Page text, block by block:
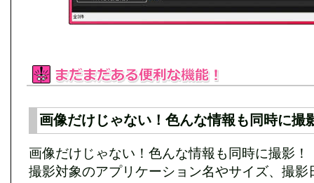
画像だけじゃない！色んな情報も同時に撮
画像だけじゃない！色んな情報も同時に撮影！
撮影対象のアプリケーション名やサイズ、撮影